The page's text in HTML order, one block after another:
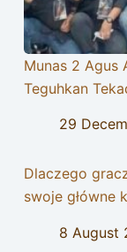
Munas 2 Agus
Teguhkan
29
Dlaczego
swoje główne
8 August